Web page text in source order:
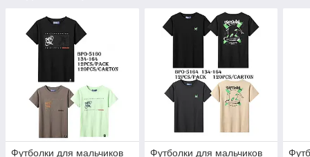
Футболки для мальчиков
Футболки для мальчиков